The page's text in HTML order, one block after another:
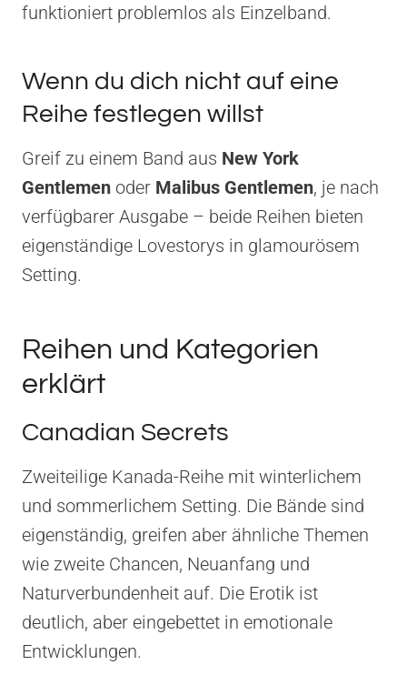
funktioniert problemlos als Einzelband.
Wenn du dich nicht auf eine
Reihe festlegen willst
Greif zu einem Band aus New York
Gentlemen oder Malibus Gentlemen, je nach
verfügbarer Ausgabe – beide Reihen bieten
eigenständige Lovestorys in glamourösem
Setting.
Reihen und Kategorien
erklärt
Canadian Secrets
Zweiteilige Kanada-Reihe mit winterlichem
und sommerlichem Setting. Die Bände sind
eigenständig, greifen aber ähnliche Themen
wie zweite Chancen, Neuanfang und
Naturverbundenheit auf. Die Erotik ist
deutlich, aber eingebettet in emotionale
Entwicklungen.